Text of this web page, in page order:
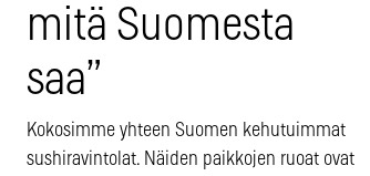
mitä Suomesta
saa”
Kokosimme yhteen Suomen kehutuimmat
sushiravintolat. Näiden paikkojen ruoat ovat